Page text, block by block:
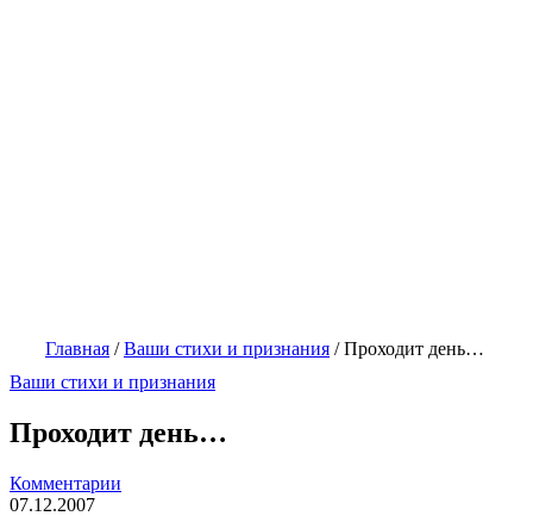
Главная /Ваши стихи и признания /Проходит день…
Ваши стихи и признания
Проходит день…
Комментарии
07.12.2007